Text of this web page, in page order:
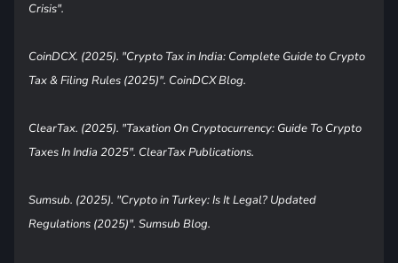
Crisis".
CoinDCX. (2025). "Crypto Tax in India: Complete Guide to Crypto
Tax & Filing Rules (2025)". CoinDCX Blog.
ClearTax. (2025). "Taxation On Cryptocurrency: Guide To Crypto
Taxes In India 2025". ClearTax Publications.
Sumsub. (2025). "Crypto in Turkey: Is It Legal? Updated
Regulations (2025)". Sumsub Blog.